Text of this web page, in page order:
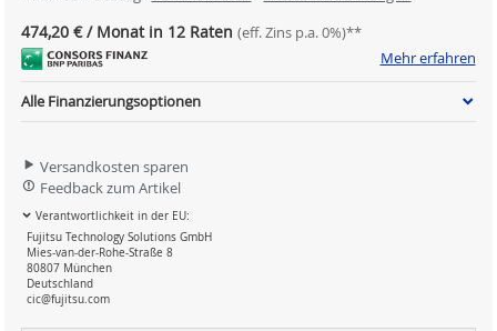
474,20 € / Monat in 12 Raten (eff. Zins p.a. 0%)**
Mehr erfahren
Alle Finanzierungsoptionen
Versandkosten sparen
Feedback zum Artikel
Verantwortlichkeit in der EU:
Fujitsu Technology Solutions GmbH
Mies-van-der-Rohe-Straße 8
80807 München
Deutschland
cic@fujitsu.com